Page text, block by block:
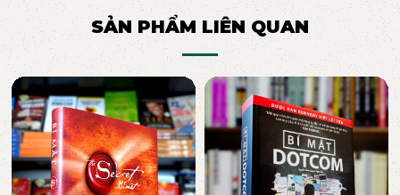
SẢN PHẨM LIÊN QUAN